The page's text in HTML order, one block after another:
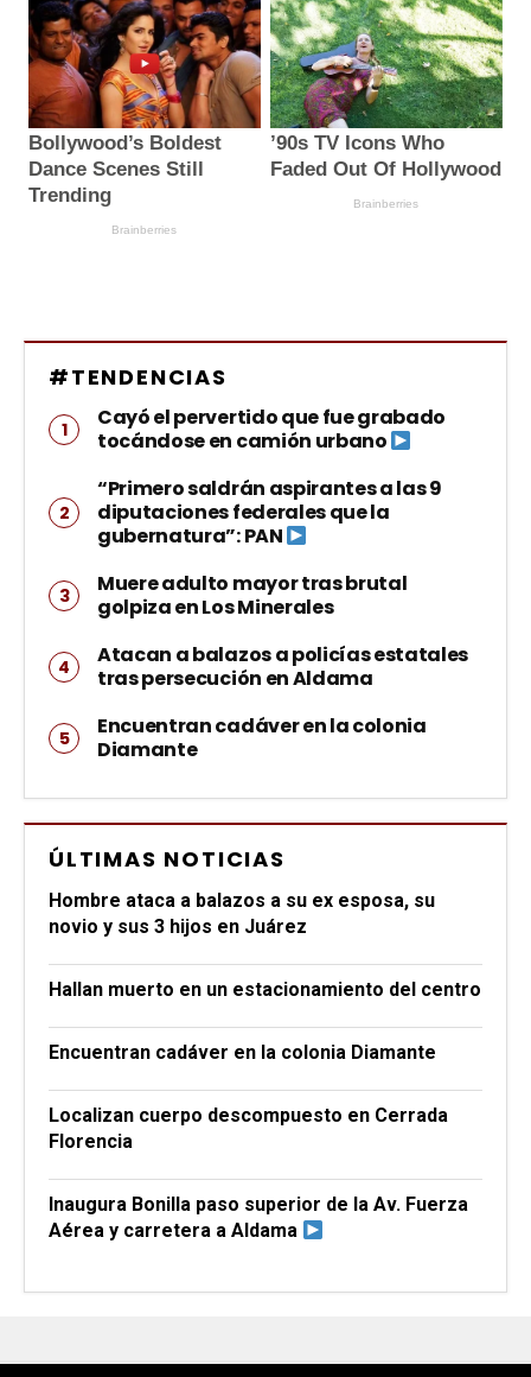
#TENDENCIAS
Cayó el pervertido que fue grabado
tocándose en camión urbano
“Primero saldrán aspirantes a las 9
diputaciones federales que la
gubernatura”: PAN
Muere adulto mayor tras brutal
golpiza en Los Minerales
Atacan a balazos a policías estatales
tras persecución en Aldama
Encuentran cadáver en la colonia
Diamante
ÚLTIMAS NOTICIAS
Hombre ataca a balazos a su ex esposa, su
novio y sus 3 hijos en Juárez
Hallan muerto en un estacionamiento del centro
Encuentran cadáver en la colonia Diamante
Localizan cuerpo descompuesto en Cerrada
Florencia
Inaugura Bonilla paso superior de la Av. Fuerza
Aérea y carretera a Aldama